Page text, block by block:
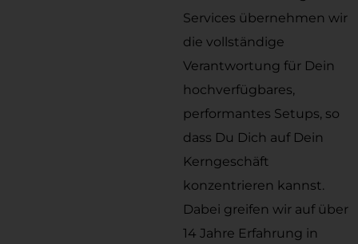
Services übernehmen wir
die vollständige
Verantwortung für Dein
hochverfügbares,
performantes Setups, so
dass Du Dich auf Dein
Kerngeschäft
konzentrieren kannst.
Dabei greifen wir auf über
14 Jahre Erfahrung in